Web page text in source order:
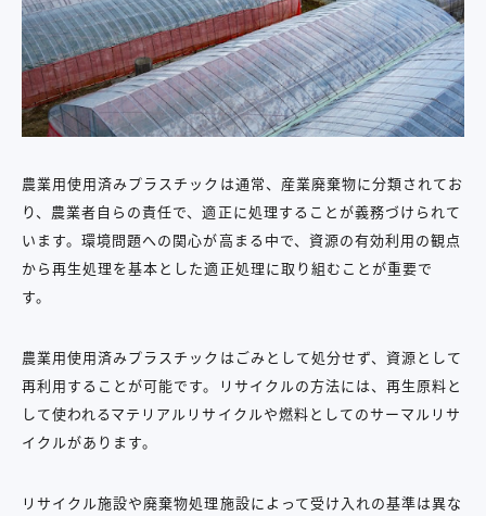
農業用使用済みプラスチックは通常、産業廃棄物に分類されてお
り、農業者自らの責任で、適正に処理することが義務づけられて
います。環境問題への関心が高まる中で、資源の有効利用の観点
から再生処理を基本とした適正処理に取り組むことが重要で
す。
農業用使用済みプラスチックはごみとして処分せず、資源として
再利用することが可能です。リサイクルの方法には、再生原料と
して使われるマテリアルリサイクルや燃料としてのサーマルリサ
イクルがあります。
リサイクル施設や廃棄物処理施設によって受け入れの基準は異な